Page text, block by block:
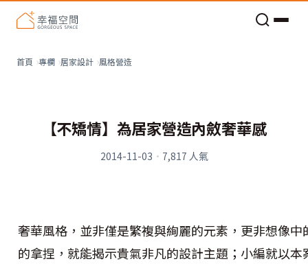
首頁 專欄 居家設計 風格營造
【不矯情】為居家營造內斂奢華感
2014-11-03 · 7,817 人氣
奢華風格，並非僅是繁複與絢麗的元素，更非想像
的拿捏，就能揭示貴氣非凡的設計主題；小編就以